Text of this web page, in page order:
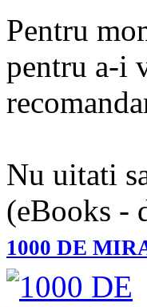
Pentru
pentru a-i
Nu uitati
(eBooks -
1000 DE